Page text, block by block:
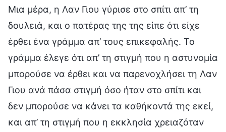
Μια μέρα, η Λαν Γιου γύρισε στο σπίτι απ’ τη
δουλειά, και ο πατέρας της της είπε ότι είχε
έρθει ένα γράμμα απ’ τους επικεφαλής. Το
γράμμα έλεγε ότι απ’ τη στιγμή που η αστυνομία
μπορούσε να έρθει και να παρενοχλήσει τη Λαν
Γιου ανά πάσα στιγμή όσο ήταν στο σπίτι και
δεν μπορούσε να κάνει τα καθήκοντά της εκεί,
και απ’ τη στιγμή που η εκκλησία χρειαζόταν